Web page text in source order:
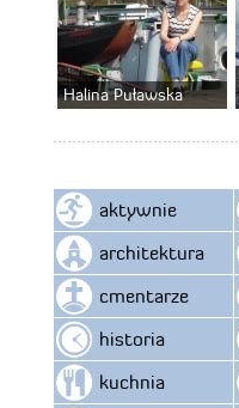
Halina Puławska
aktywnie
architektura
cmentarze
historia
kuchnia